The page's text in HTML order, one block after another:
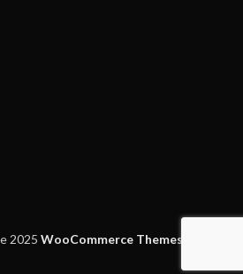
2025 WooCommerce Themes